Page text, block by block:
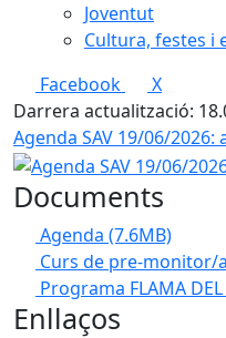
Joventut
Cultura, festes i
Facebook
X
Darrera actualització:
Agenda SAV 19/06/
Documents
Agenda (7.6MB)
Curs de pre-monitor/
Programa FLAMA
Enllaços